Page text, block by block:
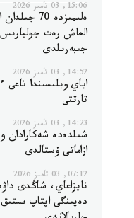
15:06, 03 تامىز 2026
ەلىمىزدە
العاش رەت جولبارىس
جىبەرىلدى
14:52, 03 تامىز 2026
اباي وبلىسىندا
تارتتى
14:23, 03 تامىز 2026
ازاماتى ۇستالدى
07:12, 03 تامىز 2026